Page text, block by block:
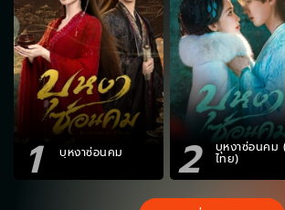
1 บุหงาซ่อนคม 2 บุหงาซ่อนคม
ไทย)